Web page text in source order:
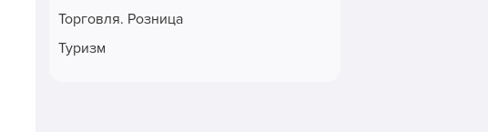
Торговля. Розница
Туризм